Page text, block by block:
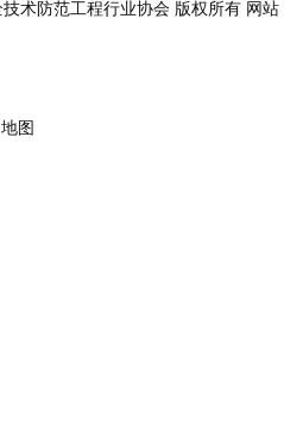
术防范工程行业协会 版权所有 网站
地图